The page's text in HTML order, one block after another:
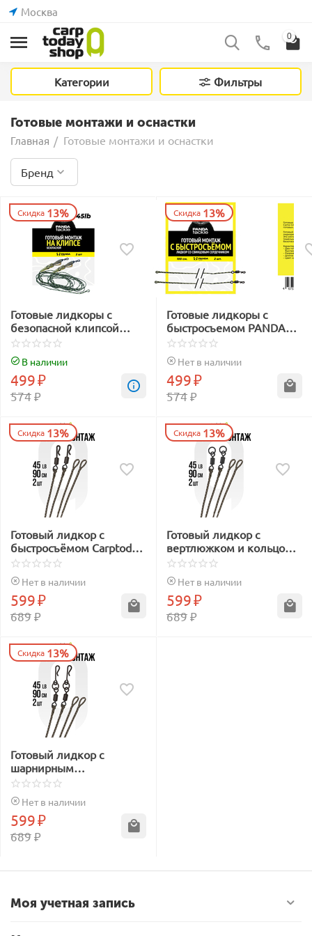
Москва
0
Категории Фильтры
Готовые монтажи и оснастки
Главная / Готовые монтажи и оснастки
Бренд
Скидка 13%
Готовые лидкоры с
безопасной клипсой
PANDA Tackle Camo Green
45lb
В наличии
574₽
499₽
Скидка 13%
Готовые лидкоры с
быстросъемом PANDA
Tackle Ready Tied
Leadcore Leader Camo
Green
Нет в наличии
574₽
499₽
Скидка 13%
Готовый лидкор с
быстросъёмом Carptoday
Camo 45lb 90см 2шт
Нет в наличии
689₽
599₽
Скидка 13%
Готовый лидкор с
вертлюжком и кольцом
Carptoday Camo 45lb 90см
2шт
Нет в наличии
689₽
599₽
Скидка 13%
Готовый лидкор с
шарнирным
быстросъёмом Carptoday
Camo 45lb 90см 2шт
Нет в наличии
689₽
599₽
Моя учетная запись